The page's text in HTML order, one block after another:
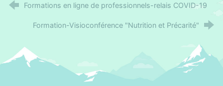
Formations en ligne de professionnels-relais COVID-19
Formation-Visioconférence "Nutrition et Précarité"